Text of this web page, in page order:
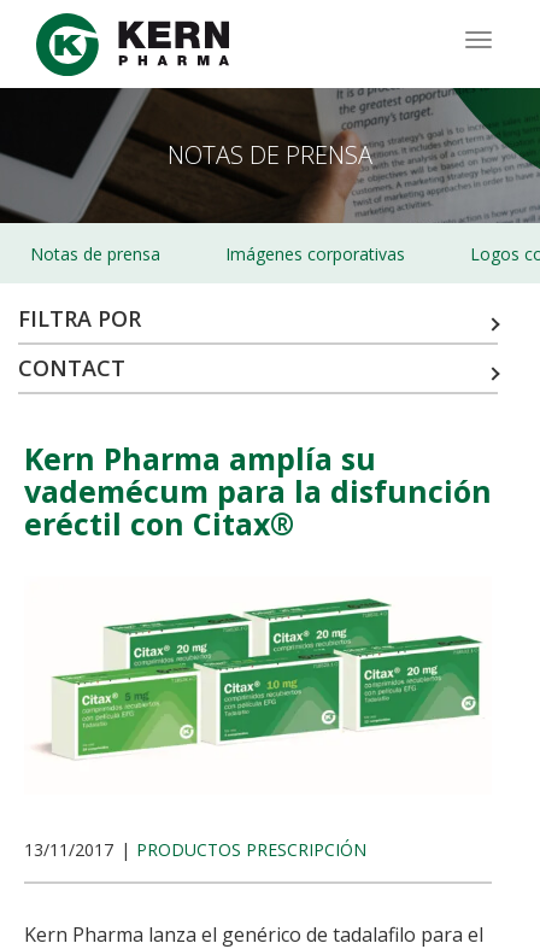
Pasar
contenido
NOTAS DE PRENSA
Notas de prensa Imágenes corporativas Logos
FILTRA POR
CONTACT
Kern Pharma amplía su
vademécum para la disfunción
eréctil con Citax®
13/11/2017 PRODUCTOS PRESCRIPCIÓN
Kern Pharma lanza el genérico de tadalafilo para el